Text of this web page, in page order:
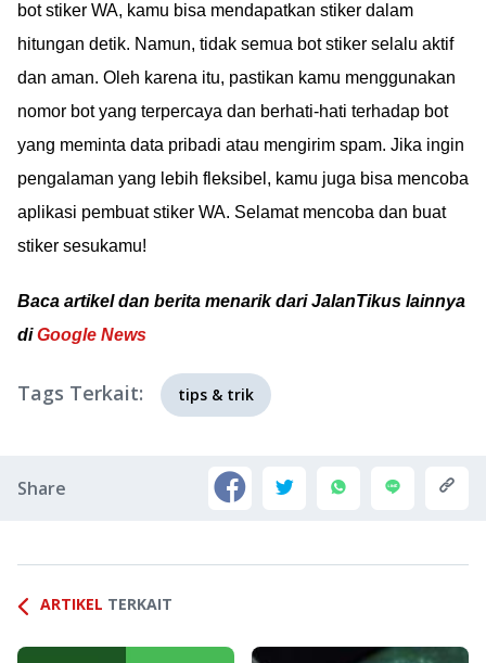
bot stiker WA, kamu bisa mendapatkan stiker dalam
hitungan detik. Namun, tidak semua bot stiker selalu aktif
dan aman. Oleh karena itu, pastikan kamu menggunakan
nomor bot yang terpercaya dan berhati-hati terhadap bot
yang meminta data pribadi atau mengirim spam. Jika ingin
pengalaman yang lebih fleksibel, kamu juga bisa mencoba
aplikasi pembuat stiker WA. Selamat mencoba dan buat
stiker sesukamu!
Baca artikel dan berita menarik dari JalanTikus lainnya
diGoogle News
Tags Terkait: tips & trik
Share
ARTIKEL TERKAIT